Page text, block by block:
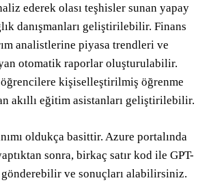
ederek olası teşhisler sunan yapay
danışmanları geliştirilebilir. Finans
analistlerine piyasa trendleri ve
otomatik raporlar oluşturulabilir.
kişiselleştirilmiş öğrenme
akıllı eğitim asistanları geliştirilebilir.
oldukça basittir. Azure portalında
sonra, birkaç satır kod ile GPT-
ve sonuçları alabilirsiniz.